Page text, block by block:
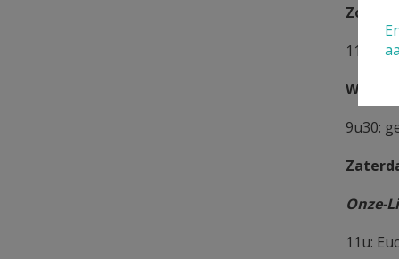
11u:
9u30:
Onze-
11u: